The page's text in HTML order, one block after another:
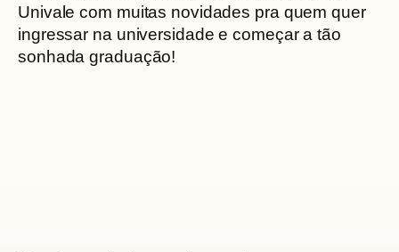
Univale com muitas novidades pra quem quer
ingressar na universidade e começar a tão
sonhada graduação!